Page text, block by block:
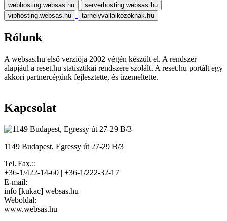
webhosting.websas.hu
serverhosting.websas.hu
viphosting.websas.hu
tarhelyvallalkozoknak.hu
Rólunk
A websas.hu első verziója 2002 végén készült el. A rendszer
alapjául a reset.hu statisztikai rendszere szolált. A reset.hu portált egy
akkori partnercégünk fejlesztette, és üzemeltette.
Kapcsolat
1149 Budapest, Egressy út 27-29 B/3
Tel.|Fax.::
+36-1/422-14-60 | +36-1/222-32-17
E-mail:
info [kukac] websas.hu
Weboldal:
www.websas.hu